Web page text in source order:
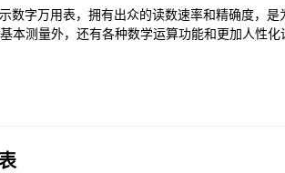
数字万用表，拥有出众的读数速率和精确度，
本测量外，还有各种数学运算功能和更加人性化